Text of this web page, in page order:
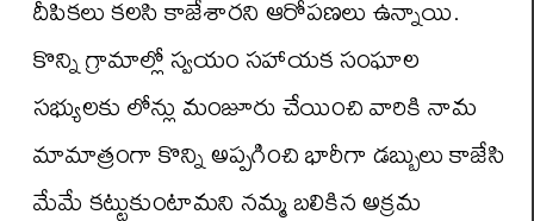
దీపికలు కలసి కాజేశారని ఆరోపణలు ఉన్నాయి.
కొన్ని గ్రామాల్లో స్వయం సహాయక సంఘాల
సభ్యులకు లోన్లు మంజూరు చేయించి వారికి నామ
మామాత్రంగా కొన్ని అప్పగించి భారీగా డబ్బులు కాజేసి
మేమే కట్టుకుంటామని నమ్మ బలికిన అక్రమ